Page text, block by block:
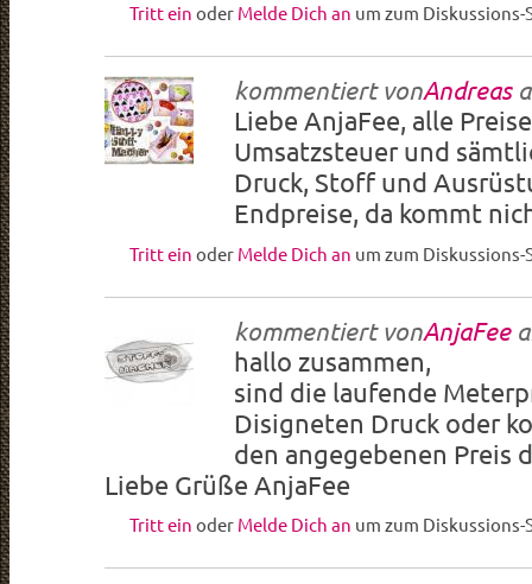
Tritt ein oder Melde Dich an um zum
kommentiert vonAndreas
Liebe AnjaFee, alle
Umsatzsteuer und
Druck, Stoff und
Endpreise, da kommt
Tritt ein oder Melde Dich an um zum
kommentiert vonAnjaFee
hallo zusammen,
sind die laufende
Disigneten Druck oder
den angegebenen Preis
Liebe Grüße AnjaFee
Tritt ein oder Melde Dich an um zum